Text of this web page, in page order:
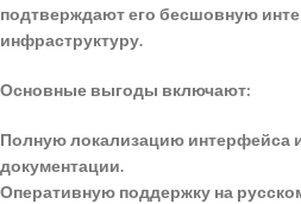
подтверждают его бесшовную
инфраструктуру.
Основные выгоды включают:
Полную локализацию интерфейса
документации.
Оперативную поддержку на